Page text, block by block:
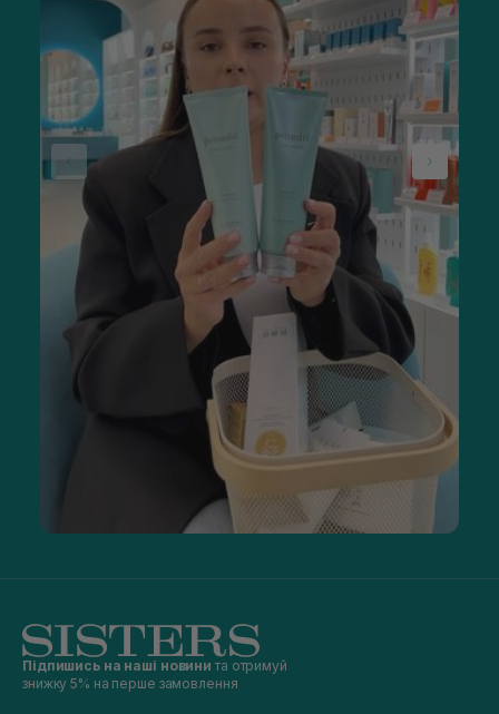
Підпишись на наші новини та отримуй
знижку 5% на перше замовлення